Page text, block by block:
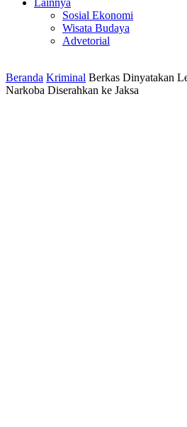
Lainnya
Sosial Ekonomi
Wisata Budaya
Advetorial
Beranda Kriminal Berkas Dinyatakan
Narkoba Diserahkan ke Jaksa